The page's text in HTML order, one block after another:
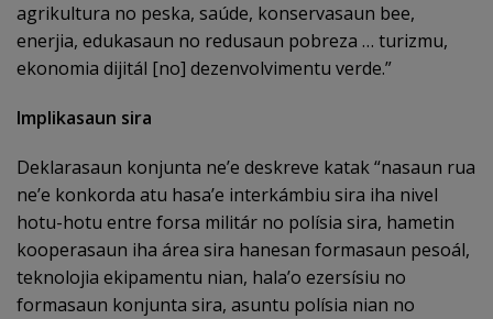
agrikultura no peska, saúde, konservasaun bee,
enerjia, edukasaun no redusaun pobreza … turizmu,
ekonomia dijitál [no] dezenvolvimentu verde.”
Implikasaun sira
Deklarasaun konjunta ne’e deskreve katak “nasaun rua
ne’e konkorda atu hasa’e interkámbiu sira iha nivel
hotu-hotu entre forsa militár no polísia sira, hametin
kooperasaun iha área sira hanesan formasaun pesoál,
teknolojia ekipamentu nian, hala’o ezersísiu no
formasaun konjunta sira, asuntu polísia nian no